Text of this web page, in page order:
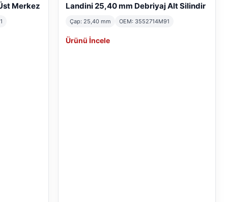
Merkez Landini 25,40 mm Debriyaj Alt Silindir
Çap: 25,40 mm OEM: 3552714M91
Ürünü İncele